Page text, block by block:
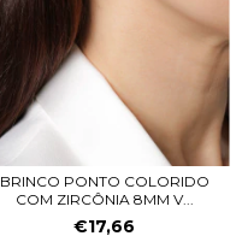
BRINCO PONTO COLORIDO
COM ZIRCÔNIA 8MM V...
€17,66